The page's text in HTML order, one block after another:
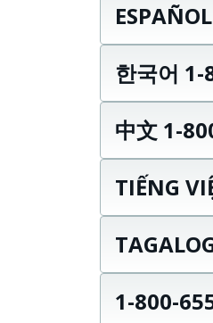
한국어
中文 1-
TIẾNG